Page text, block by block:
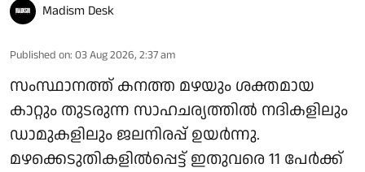
Madism Desk
Published on: 03 Aug 2026, 2:37 am
സംസ്ഥാനത്ത് കനത്ത മഴയും ശക്തമായ
കാറ്റും തുടരുന്ന സാഹചര്യത്തില്‍ നദികളിലും
ഡാമുകളിലും ജലനിരപ്പ് ഉയര്‍ന്നു.
മഴക്കെടുതികളില്‍പ്പെട്ട് ഇതുവരെ 11 പേര്‍ക്ക്